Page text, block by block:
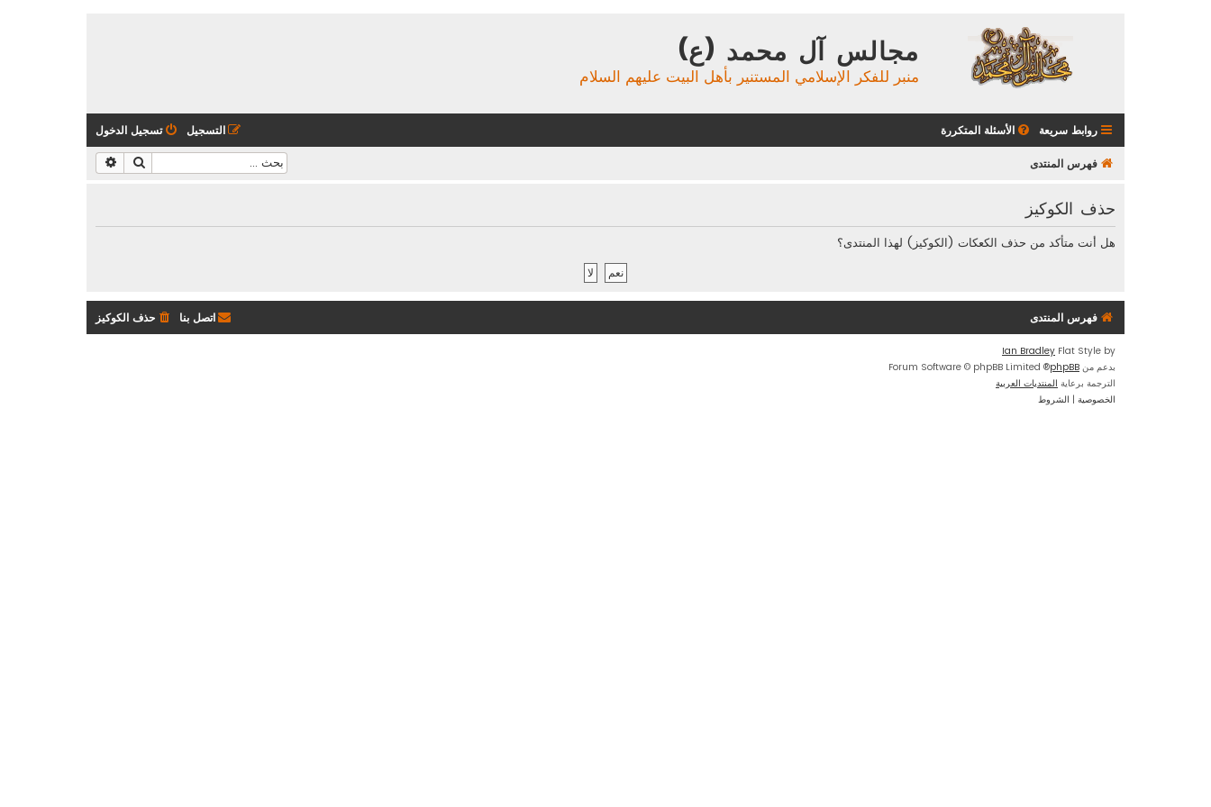
مجالس آل محمد (ع)
منبر للفكر الإسلامي المستنير بأهل البيت عليهم السلام
روابط سريعة الأسئلة المتكررة تسجيل الدخول التسجيل
فهرس المنتدى بحث
حذف الكوكيز
هل أنت متأكد من حذف الكعكات (الكوكيز) لهذا المنتدى؟
فهرس المنتدى حذف الكوكيز اتصل بنا
Flat Style by
Ian Bradley
بدعم من phpBB
® Forum Software © phpBB Limited
الترجمة برعاية المنتديات العربية
الخصوصية | الشروط